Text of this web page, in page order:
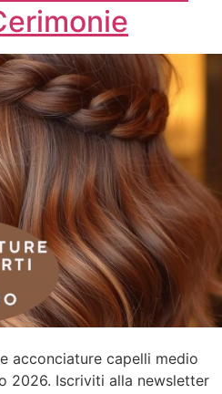
acconciature capelli medio
2026. Iscriviti alla newsletter